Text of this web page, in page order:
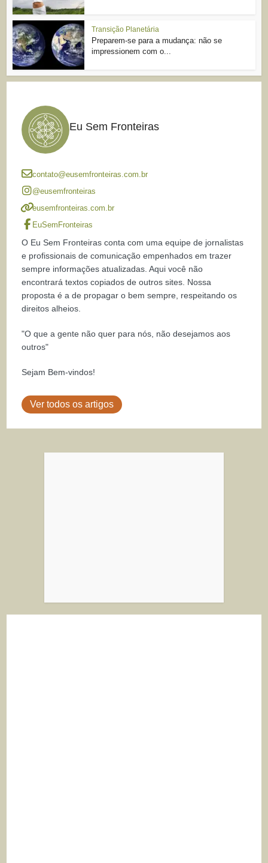
Transição Planetária
Preparem-se para a mudança: não se
impressionem com o...
Eu Sem Fronteiras
contato@eusemfronteiras.com.br
@eusemfronteiras
eusemfronteiras.com.br
EuSemFronteiras
O Eu Sem Fronteiras conta com uma equipe de jornalistas
e profissionais de comunicação empenhados em trazer
sempre informações atualizadas. Aqui você não
encontrará textos copiados de outros sites. Nossa
proposta é a de propagar o bem sempre, respeitando os
direitos alheios.
"O que a gente não quer para nós, não desejamos aos
outros"
Sejam Bem-vindos!
Ver todos os artigos